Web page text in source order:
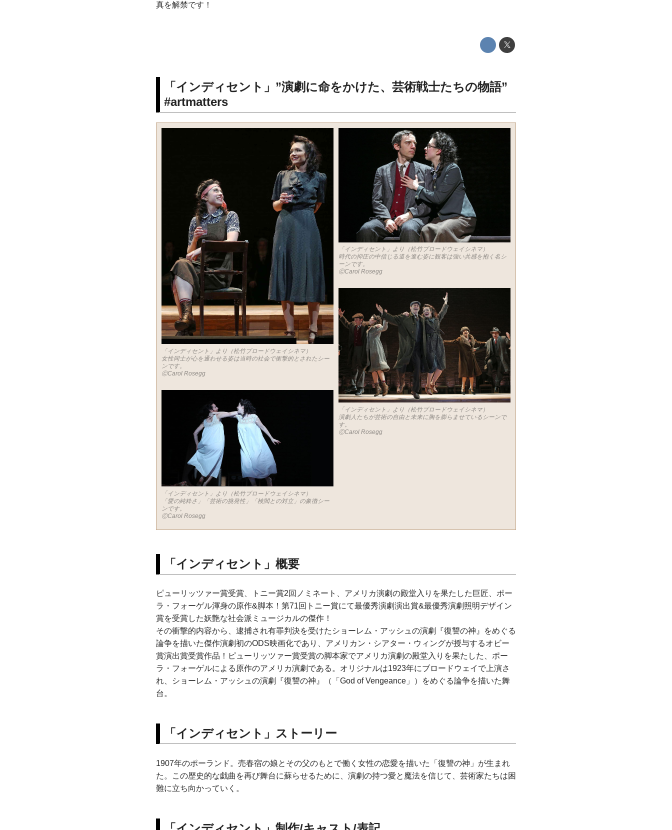
真を解禁です！
「インディセント」”演劇に命をかけた、芸術戦士たちの物語”
#artmatters
「インディセント」より（松竹ブロードウェイシネマ）
女性同士が心を通わせる姿は当時の社会で衝撃的とされたシー
ンです。
ⒸCarol Rosegg
「インディセント」より（松竹ブロードウェイシネマ）
「愛の純粋さ」「芸術の挑発性」「検閲との対立」の象徴シー
ンです。
ⒸCarol Rosegg
「インディセント」より（松竹ブロードウェイシネマ）
時代の抑圧の中信じる道を進む姿に観客は強い共感を抱く名シ
ーンです。
ⒸCarol Rosegg
「インディセント」より（松竹ブロードウェイシネマ）
演劇人たちが芸術の自由と未来に胸を膨らませているシーンで
す。
ⒸCarol Rosegg
「インディセント」概要
ピューリッツァー賞受賞、トニー賞2回ノミネート、アメリカ演劇の殿堂入りを果たした巨匠、ポー
ラ・フォーゲル渾身の原作&脚本！第71回トニー賞にて最優秀演劇演出賞&最優秀演劇照明デザイン
賞を受賞した妖艶な社会派ミュージカルの傑作！
その衝撃的内容から、逮捕され有罪判決を受けたショーレム・アッシュの演劇『復讐の神』をめぐる
論争を描いた傑作演劇初のODS映画化であり、アメリカン・シアター・ウィングが授与するオビー
賞演出賞受賞作品！ピューリッツァー賞受賞の脚本家でアメリカ演劇の殿堂入りを果たした、ポー
ラ・フォーゲルによる原作のアメリカ演劇である。オリジナルは1923年にブロードウェイで上演さ
れ、ショーレム・アッシュの演劇『復讐の神』（「God of Vengeance」）をめぐる論争を描いた舞
台。
「インディセント」ストーリー
1907年のポーランド。売春宿の娘とその父のもとで働く女性の恋愛を描いた「復讐の神」が生まれ
た。この歴史的な戯曲を再び舞台に蘇らせるために、演劇の持つ愛と魔法を信じて、芸術家たちは困
難に立ち向かっていく。